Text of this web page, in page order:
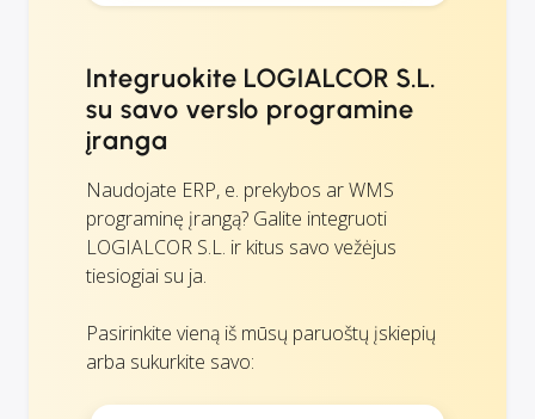
Integruokite LOGIALCOR S.L.
su savo verslo programine
įranga
Naudojate ERP, e. prekybos ar WMS
programinę įrangą? Galite integruoti
LOGIALCOR S.L. ir kitus savo vežėjus
tiesiogiai su ja.
Pasirinkite vieną iš mūsų paruoštų įskiepių
arba sukurkite savo: